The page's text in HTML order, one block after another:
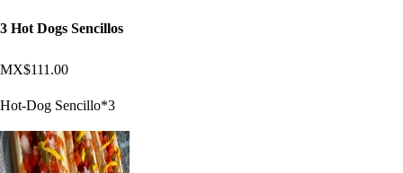
3 Hot Dogs Sencillos
MX$111.00
Hot-Dog Sencillo*3